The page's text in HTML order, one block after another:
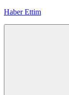
İçeriğe
Haber Ettim